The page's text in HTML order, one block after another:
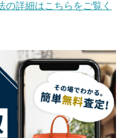
の詳細はこちらをご覧く